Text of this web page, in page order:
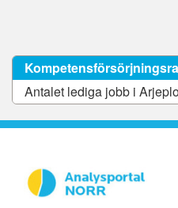
Antalet lediga jobb i